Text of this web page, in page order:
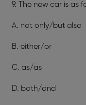
9. The new car is as
A. not only/but also
B. either/or
C. as/as
D. both/and